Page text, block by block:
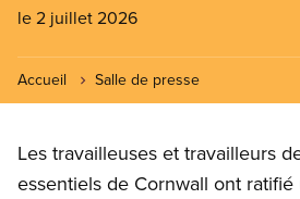
le 2 juillet 2026
Accueil Salle de presse
Les travailleuses et travailleurs
essentiels de Cornwall ont